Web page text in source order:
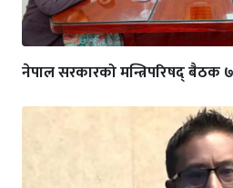
नेपाल सरकारको मन्त्रिपरिषद् बैठक ७